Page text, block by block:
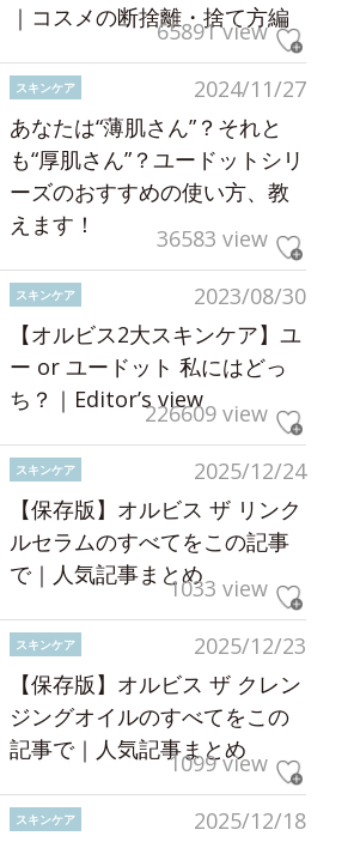
｜コスメの断捨離・捨て方編
65891 view
2024/11/27
スキンケア
あなたは“薄肌さん”？それと
も“厚肌さん”？ユードットシリ
ーズのおすすめの使い方、教
えます！
36583 view
2023/08/30
スキンケア
【オルビス2大スキンケア】ユ
ー or ユードット 私にはどっ
ち？｜Editor’s view226609 view
2025/12/24
スキンケア
【保存版】オルビス ザ リンク
ルセラムのすべてをこの記事
で｜人気記事まとめ1033 view
2025/12/23
スキンケア
【保存版】オルビス ザ クレン
ジングオイルのすべてをこの
記事で｜人気記事まとめ
1099 view
2025/12/18
スキンケア